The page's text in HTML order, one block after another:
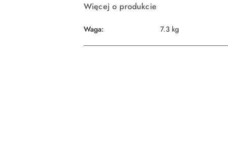
Więcej o produkcie
Waga: 7.3 kg